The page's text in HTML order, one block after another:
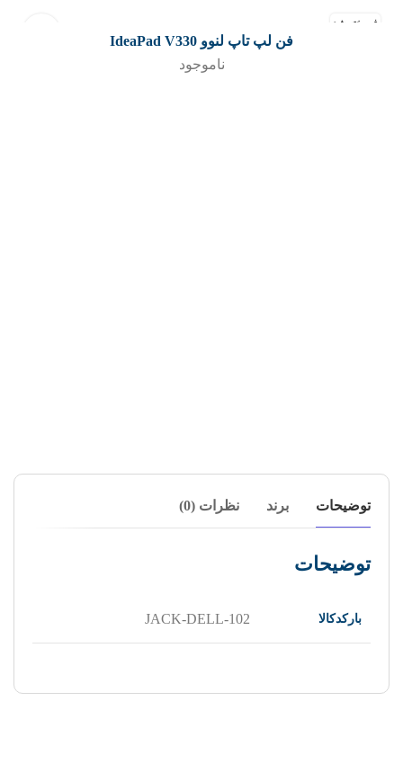
فروخته شد
اطلاعات بیشترفن لپ تاپ لنوو IdeaPad V330
ناموجود
توضیحات برند نظرات (0)
توضیحات
بارکدکالا JACK-DELL-102